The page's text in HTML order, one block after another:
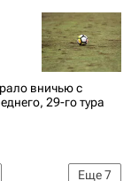
вничью с
29-го тура
Еще7